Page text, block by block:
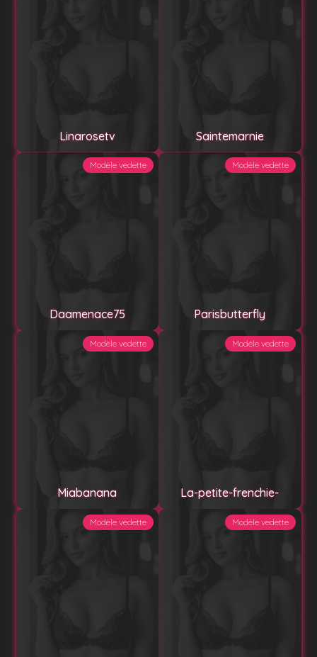
Linarosetv Saintemarnie
Modèle vedette
Daamenace75
Modèle vedette
Parisbutterfly
Modèle vedette
Miabanana
Modèle vedette
La-petite-frenchie-
Modèle vedette Modèle vedette